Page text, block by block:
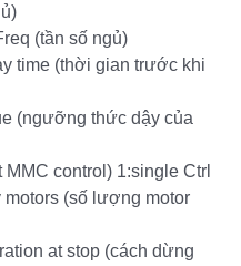
(tần số ngủ)
time (thời gian trước khi
(ngưỡng thức dậy của
control) 1:single Ctrl
(số lượng motor
at stop (cách dừng